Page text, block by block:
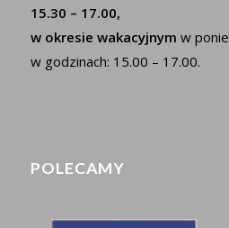
15.30 – 17.00,
w okresie wakacyjnym w
w godzinach: 15.00 – 17.00.
POLECAMY